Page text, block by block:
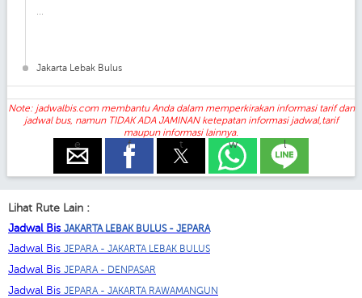
Jakarta Lebak Bulus
Note: jadwalbis.com membantu Anda dalam memperkirakan informasi tarif dan
jadwal bus, namun TIDAK ADA JAMINAN ketepatan informasi jadwal,tarif
maupun informasi lainnya.
e f t w l
Lihat Rute Lain :
Jadwal Bis JAKARTA LEBAK BULUS - JEPARA
Jadwal Bis JEPARA - JAKARTA LEBAK BULUS
Jadwal Bis JEPARA - DENPASAR
Jadwal Bis JEPARA - JAKARTA RAWAMANGUN